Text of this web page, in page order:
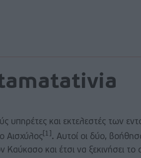
υπηρέτες και εκτελεστές των
Αισχύλος [1] . Αυτοί οι δύο,
και έτσι να ξεκινήσει το